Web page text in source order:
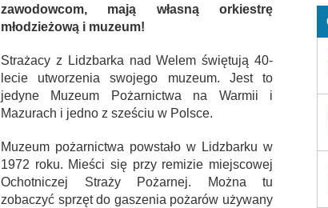
zawodowcom, mają własną orkiestrę
młodzieżową i muzeum!
Strażacy z Lidzbarka nad Welem świętują 40-
lecie utworzenia swojego muzeum. Jest to
jedyne Muzeum Pożarnictwa na Warmii i
Mazurach i jedno z sześciu w Polsce.
Muzeum pożarnictwa powstało w Lidzbarku w
1972 roku. Mieści się przy remizie miejscowej
Ochotniczej Straży Pożarnej. Można tu
zobaczyć sprzęt do gaszenia pożarów używany